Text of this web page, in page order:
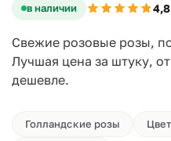
в наличии 4,8
Свежие розовые розы,
Лучшая цена за штуку,
дешевле.
Голландские розы